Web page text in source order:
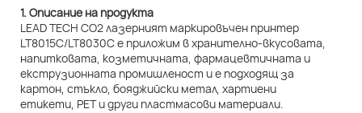
1. Описание на продукта
LEAD TECH CO2 лазерният маркировъчен принтер
LT8015C/LT8030C е приложим в хранително-вкусовата,
напитковата, козметичната, фармацевтичната и
екструзионната промишленост и е подходящ за
картон, стъкло, бояджийски метал, хартиени
етикети, PET и други пластмасови материали.